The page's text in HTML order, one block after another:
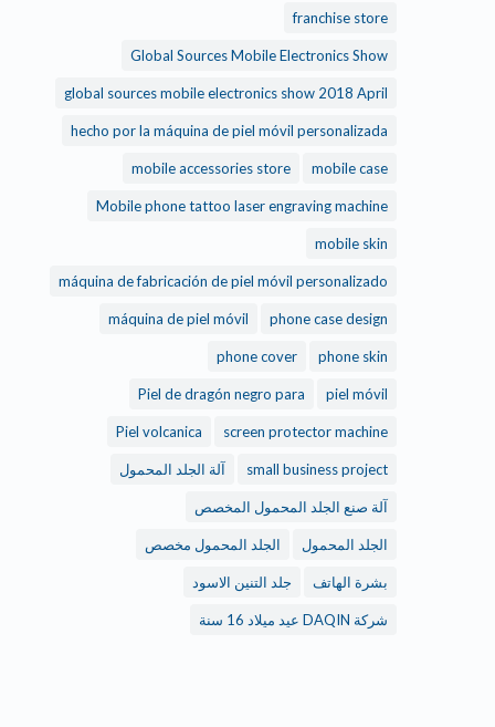
franchise store
Global Sources Mobile Electronics Show
global sources mobile electronics show 2018 April
hecho por la máquina de piel móvil personalizada
mobile accessories store mobile case
Mobile phone tattoo laser engraving machine
mobile skin
máquina de fabricación de piel móvil personalizado
máquina de piel móvil phone case design
phone cover phone skin
Piel de dragón negro para
Piel volcanica screen protector machine
small business project آلة الجلد المحمول
آلة صنع الجلد المحمول المخصص
الجلد المحمول الجلد المحمول مخصص
بشرة الهاتف جلد التنين الاسود